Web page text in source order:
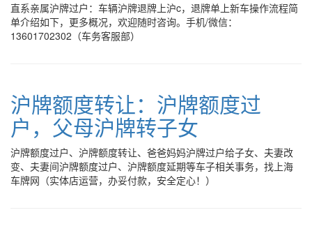
直系亲属沪牌过户：车辆沪牌退牌上沪c，退牌单上新车操作流程简
单介绍如下，更多概况，欢迎随时咨询。手机/微信：
13601702302（车务客服部）
沪牌额度转让：沪牌额度过
户，父母沪牌转子女
沪牌额度过户、沪牌额度转让、爸爸妈妈沪牌过户给子女、夫妻改
变、夫妻间沪牌额度过户、沪牌额度延期等车子相关事务，找上海
车牌网（实体店运营，办妥付款，安全定心！）